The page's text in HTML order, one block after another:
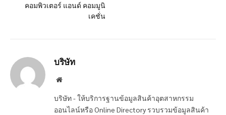
คอมพิวเตอร์ แอนด์ คอมมูนิ
เคชั่น
บริษัท
Website
บริษัท - ให้บริการฐานข้อมูลสินค้าอุตสาหกรรม
ออนไลน์หรือ Online Directory รวบรวมข้อมูลสินค้า